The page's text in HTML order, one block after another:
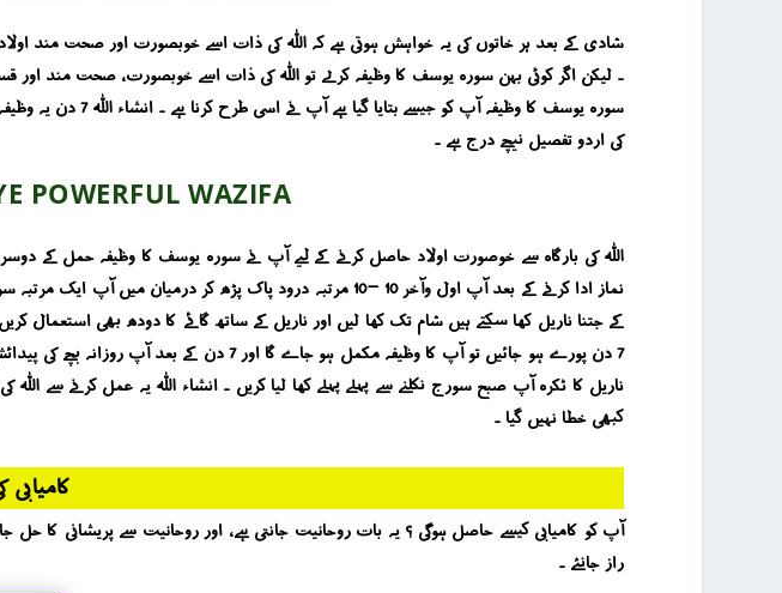
شادی کے بعد ہر خاتوں کی یہ خواہش ہوتی ہے کہ اللہ کی ذات اسے خوبصورت اور صحت مند
۔ لیکن اگر کوئی بہن سورہ یوسف کا وظیفہ کرلے تو اللہ کی ذات اسے خوبصورت ، صحت مند اور
سورہ یوسف کا
کی اردو تفصیل نیچے درج ہے ۔
POWERFUL WAZIFA
اللہ کی بارگاہ سے خوصورت اولاد حاصل کرنے کے لیے آپ نے سورہ یوسف کا وظیفہ حمل کے
نماز ادا کرنے کے بعد آپ اول وآخر 10 -10 مرتبہ درود پاک پڑھ کر
ناریل کا ٹکرہ آپ صبح سورج نکلنے سے پہلے پہلے کھا لیا کریں ۔ انشاء اللہ یہ عمل کرنے
کبھی خطا نہیں گیا ۔
راز جانئے ۔